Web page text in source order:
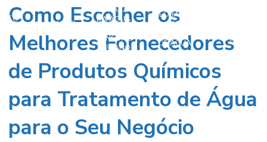
CLORAÇÃO
DA ÁGUA
CLORAÇÃO
DA ÁGUA
CONSUMO
HUMANO
CLORAÇÃO
NO
TRATAMENTO
DE ÁGUA
ARTESIANOS
Como Escolher os
Melhores Fornecedores
de Produtos Químicos
para Tratamento de Água
para o Seu Negócio